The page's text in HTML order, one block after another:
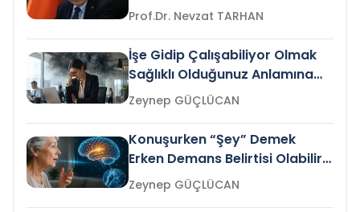
Prof.Dr. Nevzat TARHAN
İşe Gidip Çalışabiliyor Olmak
Sağlıklı Olduğunuz Anlamına
Gelir mi?Zeynep GÜÇLÜCAN
Konuşurken “Şey” Demek
Erken Demans Belirtisi Olabilir
mi?
Zeynep GÜÇLÜCAN